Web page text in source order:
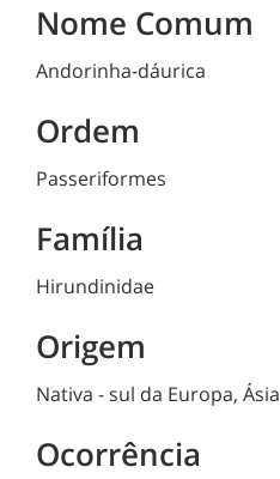
Nome Comum
Andorinha-dáurica
Ordem
Passeriformes
Família
Hirundinidae
Origem
Nativa - sul da Europa,
Ocorrência